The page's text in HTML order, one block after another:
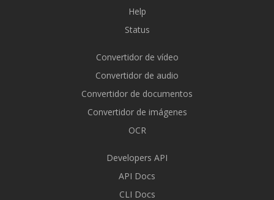
Help
Status
Convertidor de vídeo
Convertidor de audio
Convertidor de documentos
Convertidor de imágenes
OCR
Developers API
API Docs
CLI Docs